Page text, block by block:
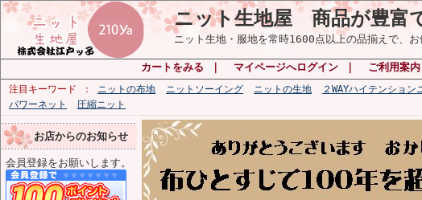
ニット生地屋 商品が豊富
ニット生地・服地を常時1600点以上の品揃えで、
カートをみる マイページへログイン ご利用案内
注目キーワード ニットの布地 ニットソーイング ニットの生地 ２WAYハイテンション
パワーネット
圧縮ニット
お店からのお知らせ
会員登録をお願いします。